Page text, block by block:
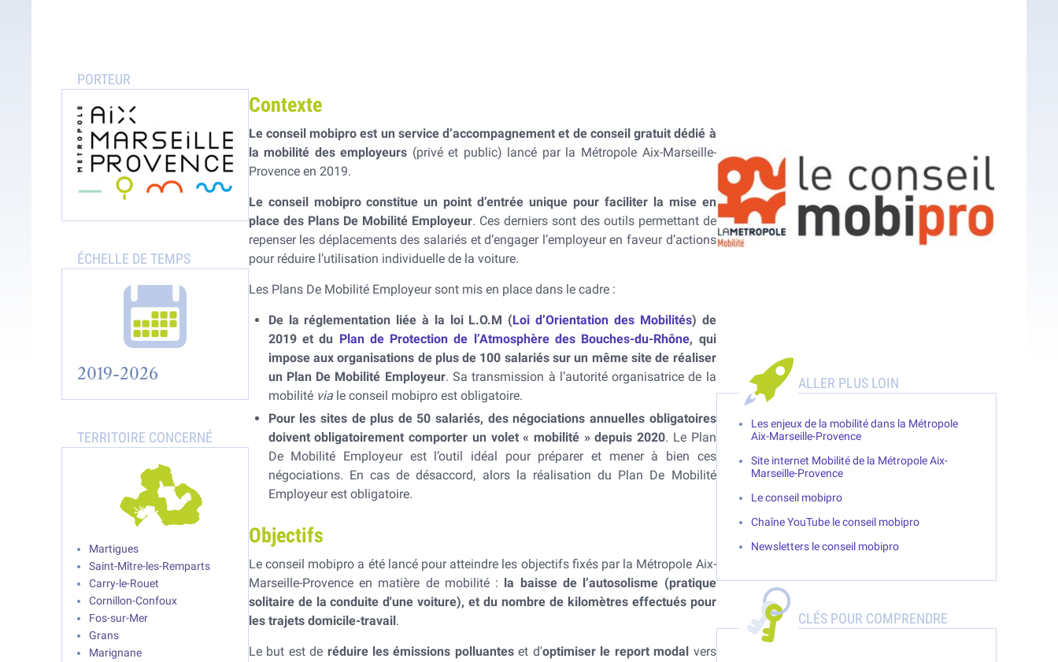
2019-2026
Martigues
Saint-Mître-les-Remparts
Carry-le-Rouet
Cornillon-Confoux
Fos-sur-Mer
Grans
Marignane
Contexte
Le conseil mobipro est un service d’accompagnement et de conseil gratuit dédié à
la mobilité des employeurs (privé et public) lancé par la Métropole Aix-Marseille-
Provence en 2019.
Le conseil mobipro constitue un point d’entrée unique pour faciliter la mise en
place des Plans De Mobilité Employeur. Ces derniers sont des outils permettant de
repenser les déplacements des salariés et d’engager l’employeur en faveur d’actions
pour réduire l’utilisation individuelle de la voiture.
Les Plans De Mobilité Employeur sont mis en place dans le cadre :
De la réglementation liée à la loi L.O.M (Loi d’Orientation des Mobilités) de
2019 et du Plan de Protection de l’Atmosphère des Bouches-du-Rhône, qui
impose aux organisations de plus de 100 salariés sur un même site de réaliser
un Plan De Mobilité Employeur. Sa transmission à l’autorité organisatrice de la
mobilité viale conseil mobipro est obligatoire.
Pour les sites de plus de 50 salariés, des négociations annuelles obligatoires
doivent obligatoirement comporter un volet « mobilité » depuis 2020. Le Plan
De Mobilité Employeur est l’outil idéal pour préparer et mener à bien ces
négociations. En cas de désaccord, alors la réalisation du Plan De Mobilité
Employeur est obligatoire.
Objectifs
Le conseil mobipro a été lancé pour atteindre les objectifs fixés par la Métropole Aix-
Marseille-Provence en matière de mobilité : la baisse de l’autosolisme (pratique
solitaire de la conduite d'une voiture), et du nombre de kilomètres effectués pour
les trajets domicile-travail.
Le but est de réduire les émissions polluanteset d'optimiser le report modal vers
Les enjeux de la mobilité dans la Métropole
Aix-Marseille-Provence
Site internet Mobilité de la Métropole Aix-
Marseille-Provence
Le conseil mobipro
Chaîne YouTube le conseil mobipro
Newsletters le conseil mobipro
CLÉS POUR COMPRENDRE